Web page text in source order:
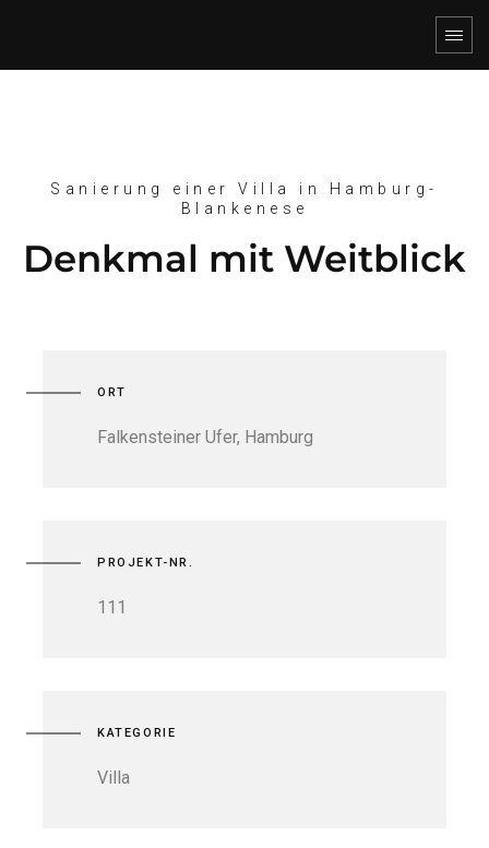
Sanierung einer Villa in Hamburg-
Blankenese
Denkmal mit Weitblick
ORT
Falkensteiner Ufer, Hamburg
PROJEKT-NR.
111
KATEGORIE
Villa